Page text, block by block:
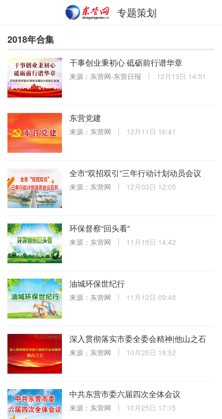
专题策划
2018年合集
干事创业秉初心 砥砺前行谱华章
来源：东营网-东营日报 12月13日 14:51
东营党建
来源：东营网 12月11日 16:41
全市“双招双引”三年行动计划动员会议
来源：东营网 12月03日 12:05
环保督察“回头看”
来源：东营网 11月19日 14:42
油城环保世纪行
来源：东营网 11月12日 09:48
深入贯彻落实市委全委会精神|他山之石
来源：东营网 10月25日 18:52
中共东营市委六届四次全体会议
来源：东营网 10月25日 17:15